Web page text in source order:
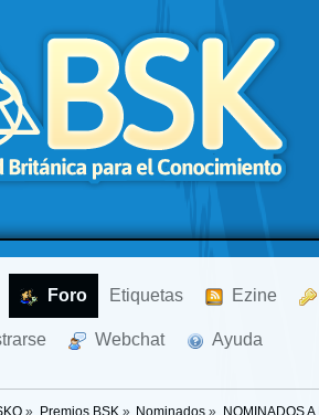
Foro Etiquetas Ezine
Webchat Ayuda
» Premios BSK » Nominados » NOMINADOS